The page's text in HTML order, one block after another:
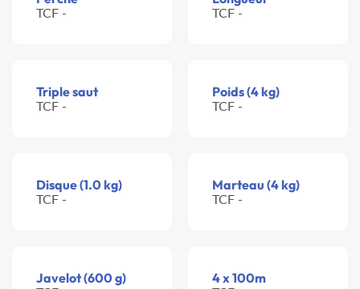
TCF - TCF -
Triple saut
TCF -
Poids (4 kg)
TCF -
Disque (1.0 kg)
TCF -
Marteau (4 kg)
TCF -
Javelot (600 g) 4 x 100m